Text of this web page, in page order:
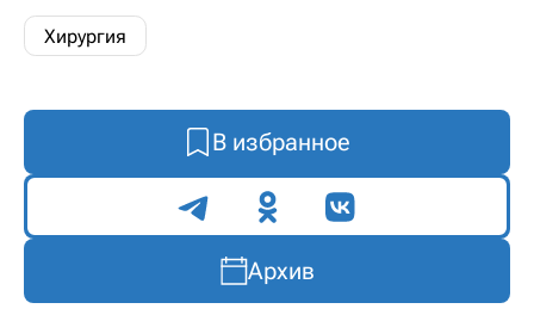
Хирургия
В избранное
Поделиться
Архив